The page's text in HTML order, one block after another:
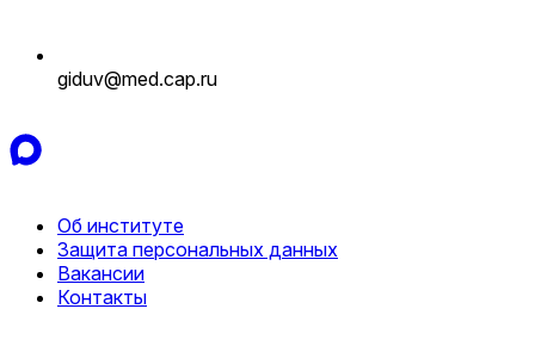
giduv@med.cap.ru
Об институте
Защита персональных данных
Вакансии
Контакты